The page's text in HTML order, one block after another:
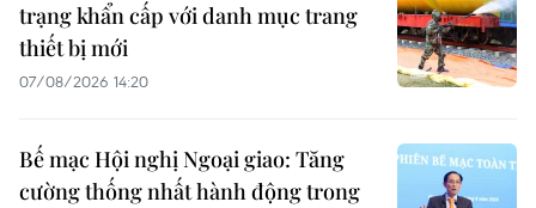
trạng khẩn cấp với danh mục trang
thiết bị mới
07/08/2026 14:20
Bế mạc Hội nghị Ngoại giao: Tăng
cường thống nhất hành động trong